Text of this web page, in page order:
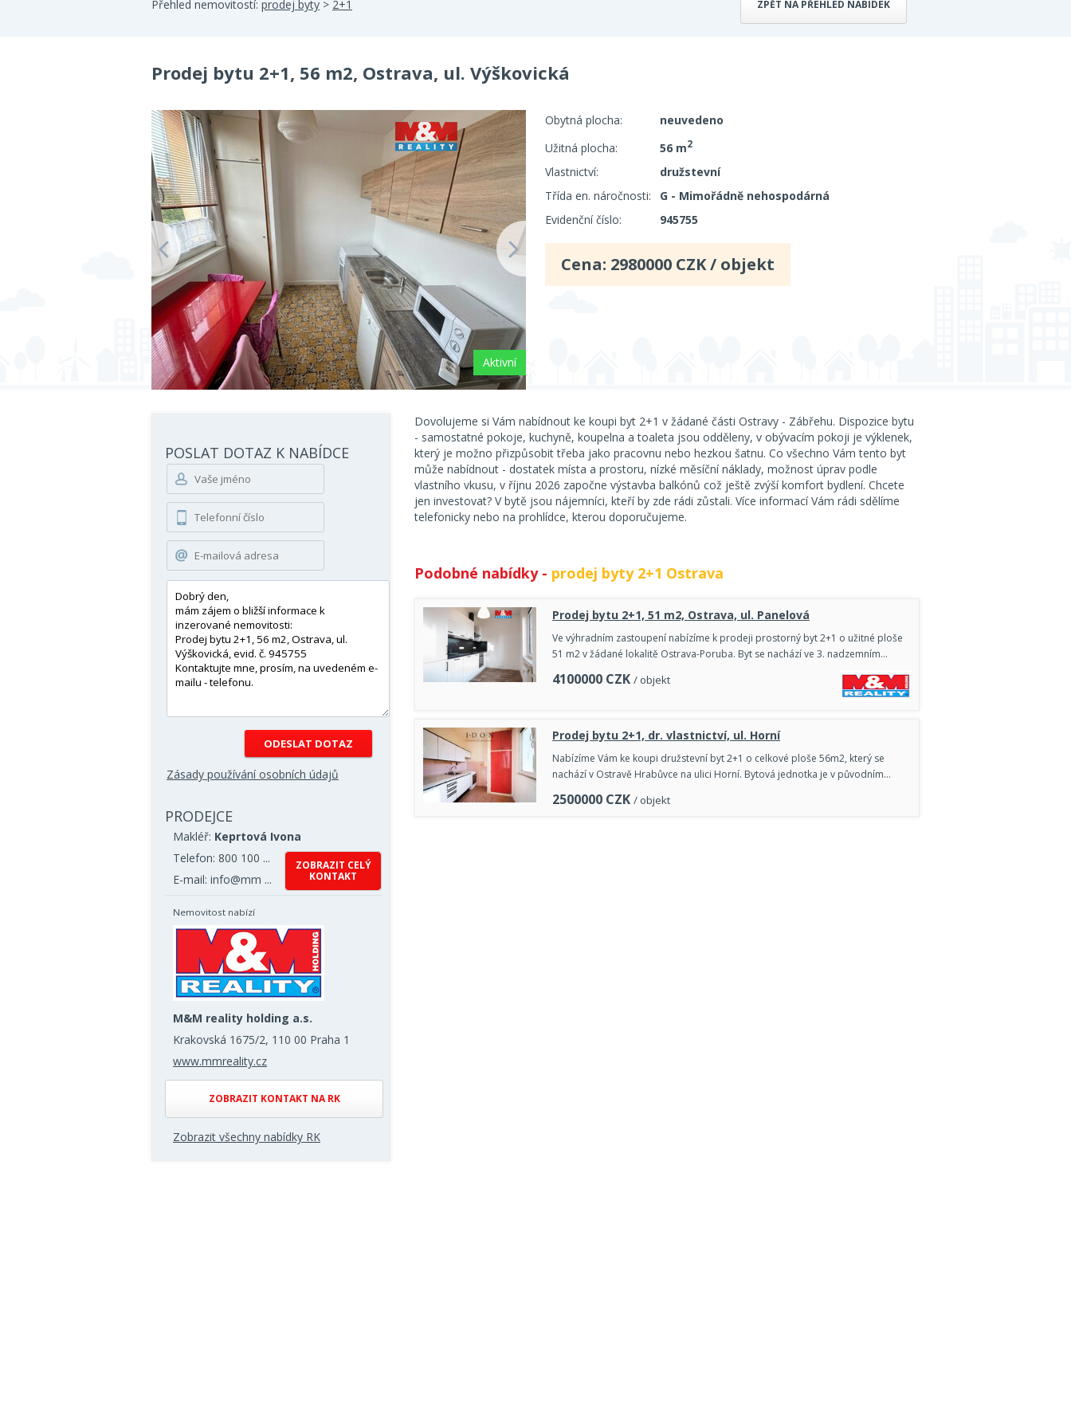
Přehled nemovitostí: prodej byty > 2+1 ZPĚT NA PŘEHLED NABÍDEK
Prodej bytu 2+1, 56 m2, Ostrava, ul. Výškovická
Aktivní
Obytná plocha:
neuvedeno
Užitná plocha:
56 m2
Vlastnictví:
družstevní
Třída en. náročnosti:
G - Mimořádně nehospodárná
Evidenční číslo:
945755
Cena: 2980000 CZK / objekt
POSLAT DOTAZ K NABÍDCE
Zásady používání osobních údajů
PRODEJCE
Makléř: Keprtová Ivona
Telefon: 800 100 ...
E-mail: info@mm ...
ZOBRAZIT CELÝ
KONTAKT
Nemovitost nabízí
M&M reality holding a.s.
Krakovská 1675/2, 110 00 Praha 1
www.mmreality.cz
ZOBRAZIT KONTAKT NA RK
Zobrazit všechny nabídky RK
Dovolujeme si Vám nabídnout ke koupi byt 2+1 v žádané části Ostravy - Zábřehu. Dispozice bytu
- samostatné pokoje, kuchyně, koupelna a toaleta jsou odděleny, v obývacím pokoji je výklenek,
který je možno přizpůsobit třeba jako pracovnu nebo hezkou šatnu. Co všechno Vám tento byt
může nabídnout - dostatek místa a prostoru, nízké měsíční náklady, možnost úprav podle
vlastního vkusu, v říjnu 2026 započne výstavba balkónů což ještě zvýší komfort bydlení. Chcete
jen investovat? V bytě jsou nájemníci, kteří by zde rádi zůstali. Více informací Vám rádi sdělíme
telefonicky nebo na prohlídce, kterou doporučujeme.
Podobné nabídky - prodej byty 2+1 Ostrava
Prodej bytu 2+1, 51 m2, Ostrava, ul. Panelová
Ve výhradním zastoupení nabízíme k prodeji prostorný byt 2+1 o užitné ploše
51 m2 v žádané lokalitě Ostrava-Poruba. Byt se nachází ve 3. nadzemním…
4100000 CZK / objekt
Prodej bytu 2+1, dr. vlastnictví, ul. Horní
Nabízíme Vám ke koupi družstevní byt 2+1 o celkové ploše 56m2, který se
nachází v Ostravě Hrabůvce na ulici Horní. Bytová jednotka je v původním…
2500000 CZK / objekt